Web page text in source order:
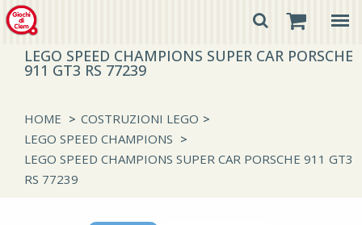
LEGO SPEED CHAMPIONS SUPER CAR PORSCHE
911 GT3 RS 77239
HOME > COSTRUZIONI LEGO >
LEGO SPEED CHAMPIONS >
LEGO SPEED CHAMPIONS SUPER CAR PORSCHE 911 GT3
RS 77239